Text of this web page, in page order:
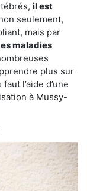
il est
seulement,
mais par
maladies
plus sur
l’aide d’une
à Mussy-